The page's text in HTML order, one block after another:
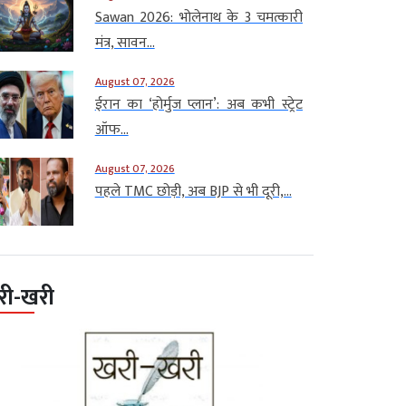
Sawan 2026: भोलेनाथ के 3 चमत्कारी
मंत्र, सावन...
August 07, 2026
ईरान का ‘होर्मुज प्लान’: अब कभी स्ट्रेट
ऑफ...
August 07, 2026
पहले TMC छोड़ी, अब BJP से भी दूरी,...
खरी